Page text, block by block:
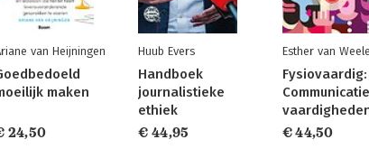
van Heijningen
maken
24,50
Huub Evers
Handboek
journalistieke
ethiek
€ 44,95
Esther van Weele
Fysiovaardig:
€ 44,50